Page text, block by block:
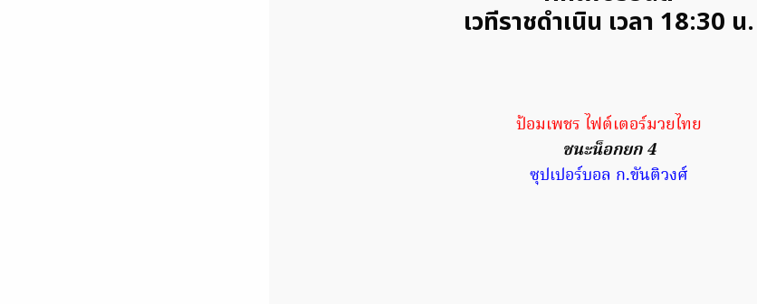
เวทีราชดำเนิน เวลา 18:30 น.
ป้อมเพชร ไฟต์เตอร์มวยไทย
ชนะน็อกยก 4
ซุปเปอร์บอล ก.ขันติวงศ์